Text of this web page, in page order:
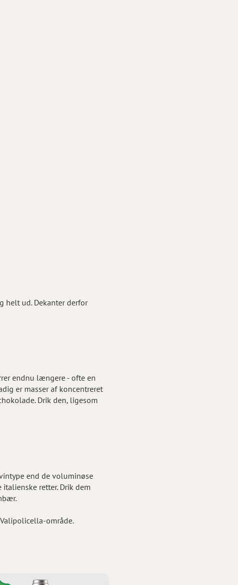
helt ud. Dekanter derfor
endnu længere - ofte en
er masser af koncentreret
Drik den, ligesom
end de voluminøse
retter. Drik dem
område.